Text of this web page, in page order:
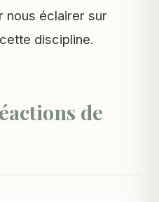
nous éclairer sur
discipline.
de